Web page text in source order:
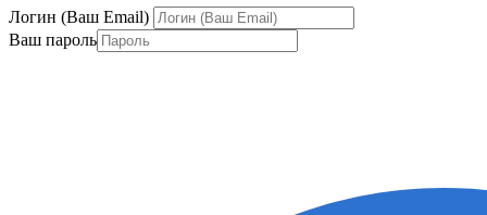
Логин (Ваш Email)
Ваш пароль